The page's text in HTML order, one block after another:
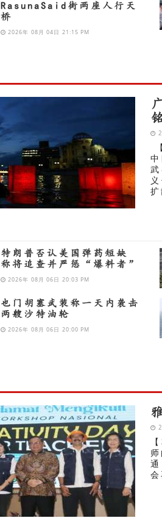
RasunaSaid街两座人行天
桥
2026年 08月 04日 21:15 PM
特朗普否认美国弹药短缺
称将追查并严惩“爆料者”
2026年 08月 06日 20:03 PM
也门胡塞武装称一天内袭击
两艘沙特油轮
2026年 08月 06日 20:00 PM